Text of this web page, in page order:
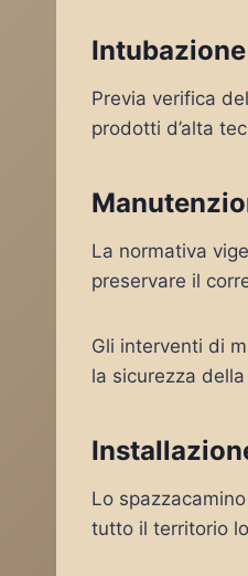
Previa verifica
prodotti d’alta
La normativa
preservare il
Gli interventi di
la sicurezza
Lo
tutto il territorio